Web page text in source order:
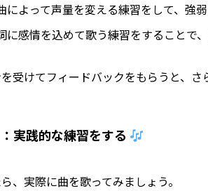
によって声量を変える練習をして、強
に感情を込めて歌う練習をすることで
受けてフィードバックをもらうと、さ
実践的な練習をする
、実際に曲を歌ってみましょう。